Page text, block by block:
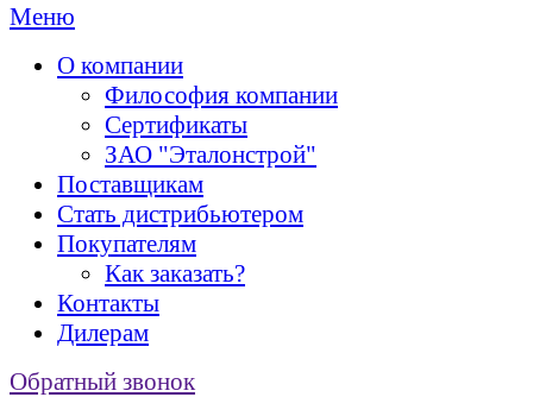
Меню
О компании
Философия компании
Сертификаты
ЗАО "Эталонстрой"
Поставщикам
Стать дистрибьютером
Покупателям
Как заказать?
Контакты
Дилерам
Обратный звонок